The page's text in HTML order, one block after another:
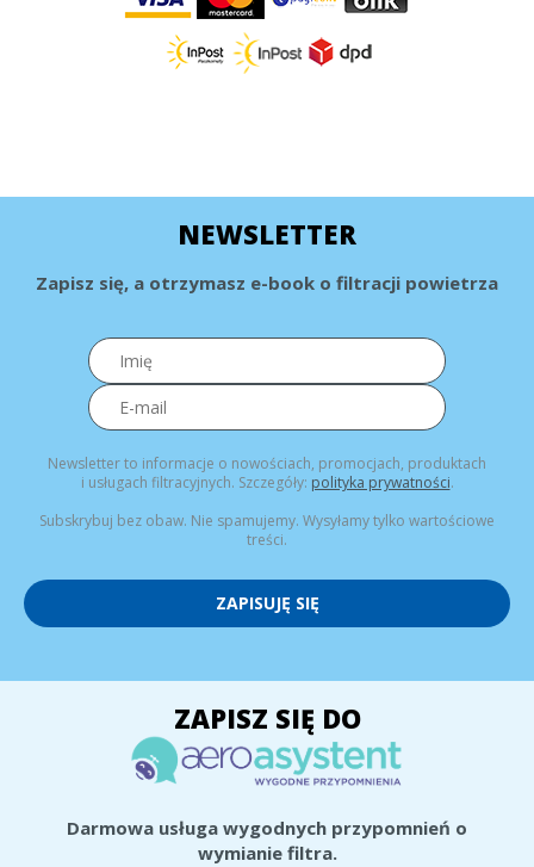
NEWSLETTER
Zapisz się, a otrzymasz e-book o filtracji powietrza
Newsletter to informacje o nowościach, promocjach, produktach
i usługach filtracyjnych. Szczegóły: polityka prywatności.
Subskrybuj bez obaw. Nie spamujemy. Wysyłamy tylko wartościowe
treści.
ZAPISUJĘ SIĘ
ZAPISZ SIĘ DO
Darmowa usługa wygodnych przypomnień o
wymianie filtra.